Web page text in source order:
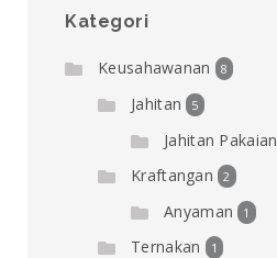
Kategori
Keusahawanan 8
Jahitan 5
Jahitan Pakaian
Kraftangan 2
Anyaman 1
Ternakan 1